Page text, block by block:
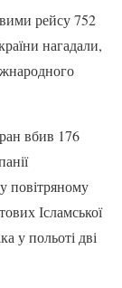
рейсу 752
нагадали,
вбив 176
повітряному
Ісламської
у польоті дві